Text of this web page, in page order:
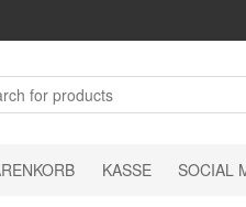
KASSE SOCIAL